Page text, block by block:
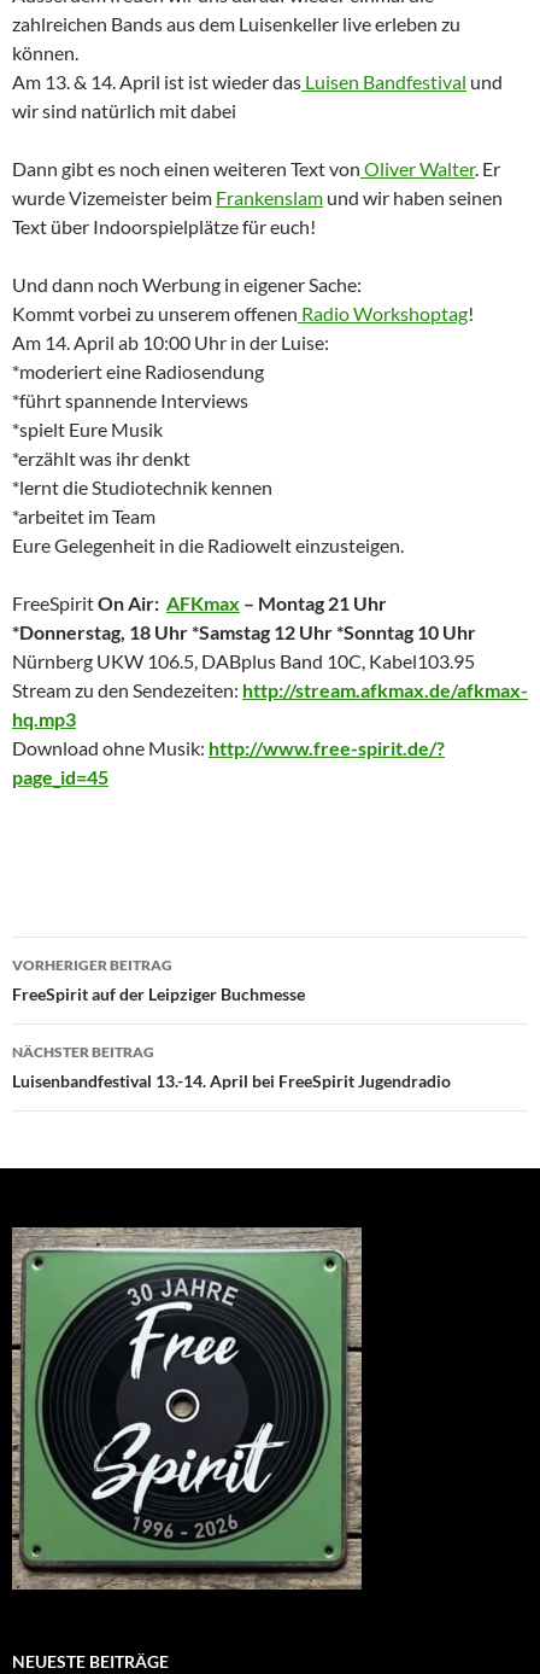
zahlreichen Bands aus dem Luisenkeller live erleben zu
können.
Am 13. & 14. April ist ist wieder das Luisen Bandfestival und
wir sind natürlich mit dabei
Dann gibt es noch einen weiteren Text von Oliver Walter. Er
wurde Vizemeister beim Frankenslam und wir haben seinen
Text über Indoorspielplätze für euch!
Und dann noch Werbung in eigener Sache:
Kommt vorbei zu unserem offenen Radio Workshoptag!
Am 14. April ab 10:00 Uhr in der Luise:
*moderiert eine Radiosendung
*führt spannende Interviews
*spielt Eure Musik
*erzählt was ihr denkt
*lernt die Studiotechnik kennen
*arbeitet im Team
Eure Gelegenheit in die Radiowelt einzusteigen.
FreeSpiritOn Air: AFKmax – Montag 21 Uhr
*Donnerstag, 18 Uhr *Samstag 12 Uhr *Sonntag 10 Uhr
Nürnberg UKW 106.5, DABplus Band 10C, Kabel103.95
Stream zu den Sendezeiten: http://stream.afkmax.de/afkmax-
hq.mp3
Download ohne Musik: http://www.free-spirit.de/?
page_id=45
Beitragsnavigation
VORHERIGER BEITRAG
FreeSpirit auf der Leipziger Buchmesse
NÄCHSTER BEITRAG
Luisenbandfestival 13.-14. April bei FreeSpirit Jugendradio
NEUESTE BEITRÄGE